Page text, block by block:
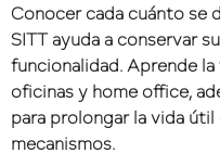
Conocer cada cuánto se
SITT ayuda a conservar
funcionalidad. Aprende
oficinas y home office,
para prolongar la vida útil
mecanismos.